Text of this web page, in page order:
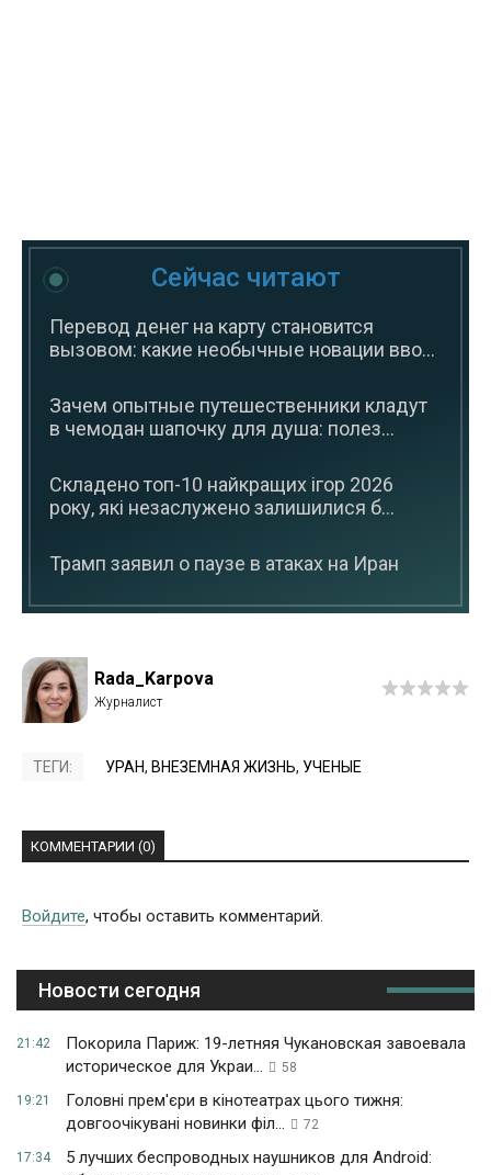
Сейчас читают
Перевод денег на карту становится
вызовом: какие необычные новации вво...
Зачем опытные путешественники кладут
в чемодан шапочку для душа: полез...
Складено топ-10 найкращих ігор 2026
року, які незаслужено залишилися б...
Трамп заявил о паузе в атаках на Иран
Rada_Karpova
ТЕГИ: УРАН, ВНЕЗЕМНАЯ ЖИЗНЬ, УЧЕНЫЕ
КОММЕНТАРИИ (0)
Войдите, чтобы оставить комментарий.
Новости сегодня
21:42
Покорила Париж: 19-летняя Чукановская завоевала
историческое для Украи...
58
19:21
Головні прем'єри в кінотеатрах цього тижня:
довгоочікувані новинки філ...
72
17:34
5 лучших беспроводных наушников для Android: